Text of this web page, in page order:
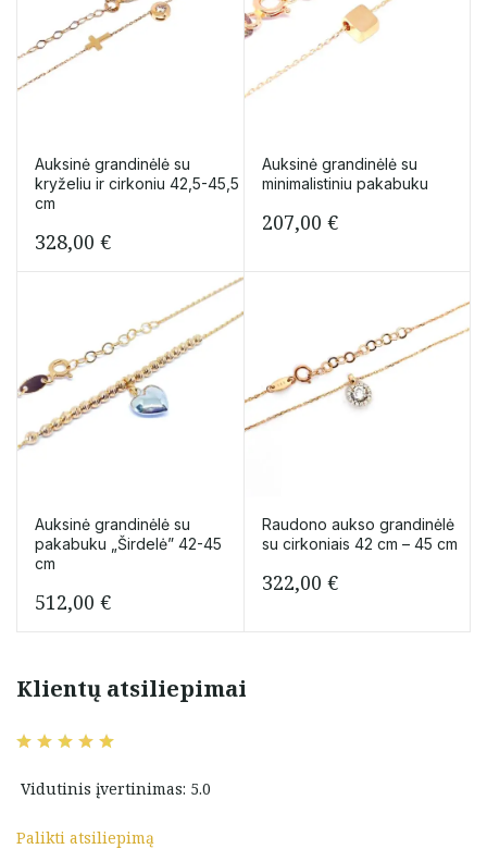
Auksinė grandinėlė su
kryželiu ir cirkoniu 42,5-45,5
cm
328,00 €
Auksinė grandinėlė su
minimalistiniu pakabuku
207,00 €
Auksinė grandinėlė su
pakabuku „Širdelė” 42-45
cm
512,00 €
Raudono aukso grandinėlė
su cirkoniais 42 cm – 45 cm
322,00 €
Klientų atsiliepimai
Vidutinis įvertinimas: 5.0
Palikti atsiliepimą